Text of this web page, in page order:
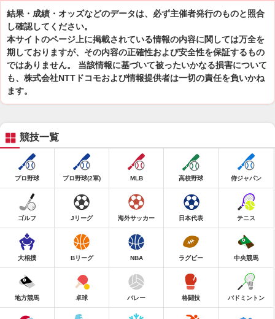
結果・成績・オッズなどのデータは、必ず主催者発行のものと照合
し確認してください。
本サイトのページ上に掲載されている情報の内容に関しては万全を
期しておりますが、その内容の正確性および安全性を保証するもの
ではありません。 当該情報に基づいて被ったいかなる損害について
も、株式会社NTTドコモおよび情報提供者は一切の責任を負いかね
ます。
競技一覧
プロ野球 プロ野球(2軍) MLB 高校野球 侍ジャパン
ゴルフ Jリーグ 海外サッカー 日本代表 テニス
大相撲 Bリーグ NBA ラグビー 中央競馬
地方競馬 卓球 バレー 格闘技 バドミントン